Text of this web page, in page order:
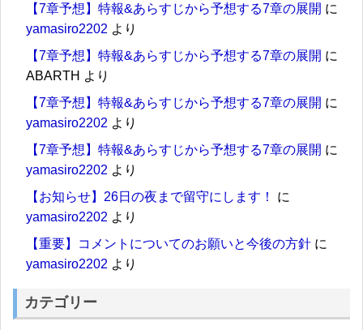
【7章予想】特報&あらすじから予想する7章の展開 に
yamasiro2202 より
【7章予想】特報&あらすじから予想する7章の展開 に
ABARTH より
【7章予想】特報&あらすじから予想する7章の展開 に
yamasiro2202 より
【7章予想】特報&あらすじから予想する7章の展開 に
yamasiro2202 より
【お知らせ】26日の夜まで留守にします！
に
yamasiro2202 より
【重要】コメントについてのお願いと今後の方針 に
yamasiro2202 より
カテゴリー